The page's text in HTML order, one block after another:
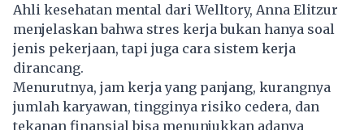
Ahli kesehatan mental dari Welltory, Anna Elitzur
menjelaskan bahwa stres kerja bukan hanya soal
jenis pekerjaan, tapi juga cara sistem kerja
dirancang.
Menurutnya, jam kerja yang panjang, kurangnya
jumlah karyawan, tingginya risiko cedera, dan
tekanan finansial bisa menunjukkan adanya